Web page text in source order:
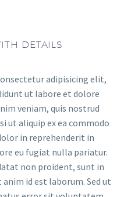
DETAILS
adipisicing elit,
ut labore et dolore
veniam, quis nostrud
ut aliquip ex ea commodo
in reprehenderit in
eu fugiat nulla pariatur.
non proident, sunt in
id est laborum. Sed ut